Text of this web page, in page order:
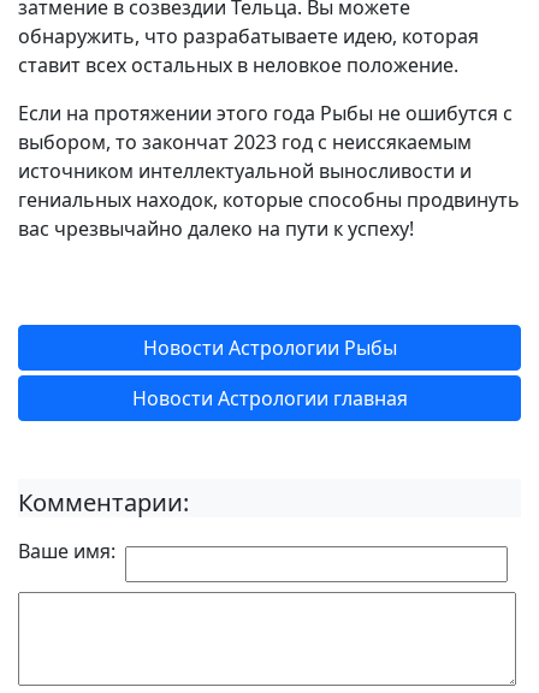
затмение в созвездии Тельца. Вы можете
обнаружить, что разрабатываете идею, которая
ставит всех остальных в неловкое положение.
Если на протяжении этого года Рыбы не ошибутся с
выбором, то закончат 2023 год с неиссякаемым
источником интеллектуальной выносливости и
гениальных находок, которые способны продвинуть
вас чрезвычайно далеко на пути к успеху!
Новости Астрологии Рыбы
Новости Астрологии главная
Комментарии:
Ваше имя: